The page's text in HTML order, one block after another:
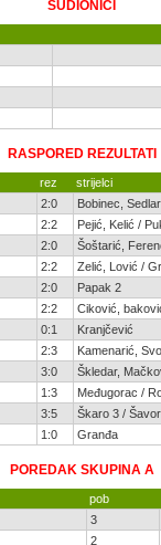
SUDIONICI
RASPORED REZULTATI
rez
strijelci
2:0
Bobinec, Sedlar
2:2
Pejić, Kelić /
2:0
Šoštarić,
2:2
Zelić, Lović /
2:0
Papak 2
2:2
Ciković,
0:1
Kranjčević
2:3
Kamenarić,
3:0
Škledar,
1:3
Međugorac /
3:5
Škaro 3 /
1:0 Granđa
POREDAK SKUPINA A
pob
3
2